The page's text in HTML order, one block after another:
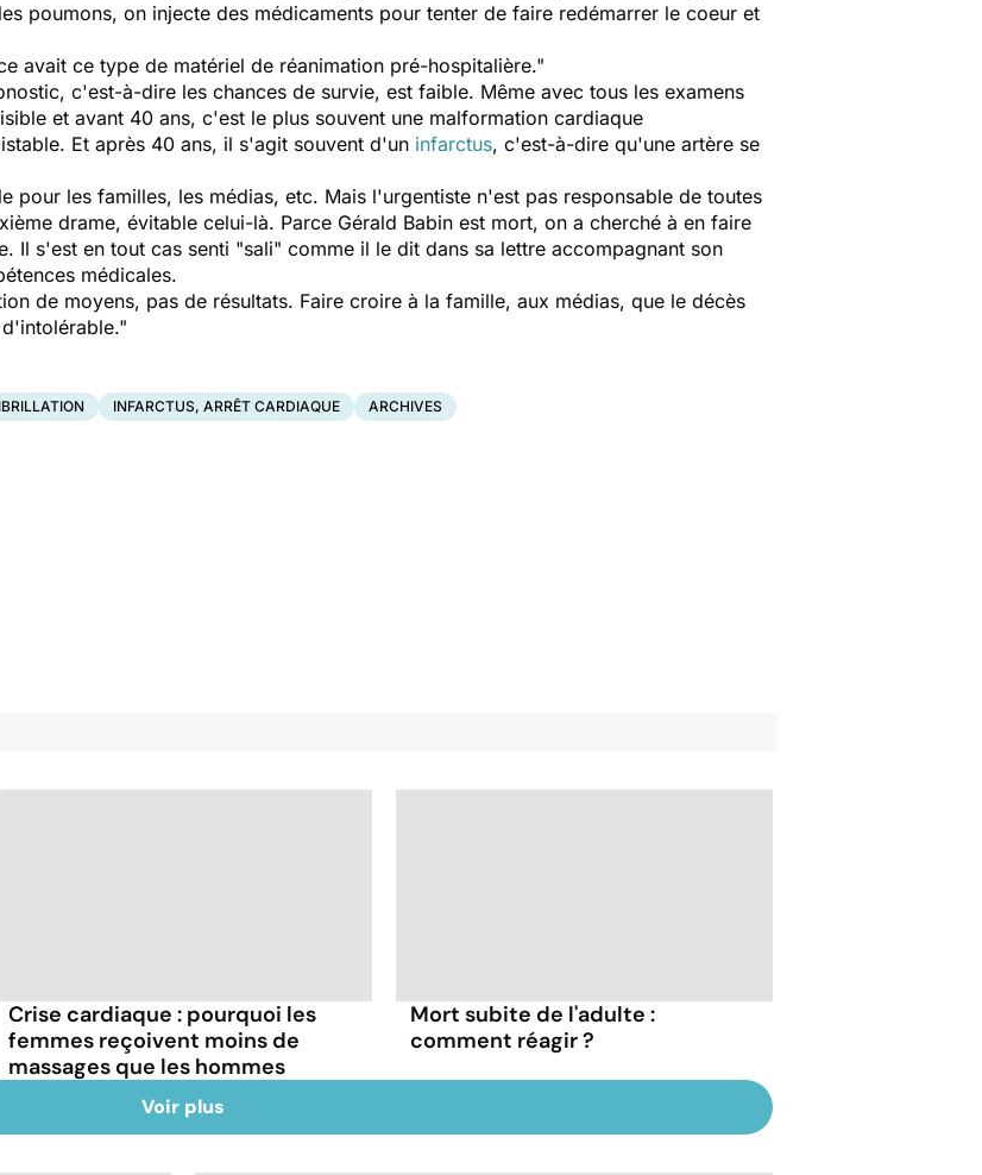
poumons, on injecte des médicaments pour tenter de faire redémarrer le coeur et
avait ce type de matériel de réanimation pré-hospitalière."
c'est-à-dire les chances de survie, est faible. Même avec tous les examens
et avant 40 ans, c'est le plus souvent une malformation cardiaque
Et après 40 ans, il s'agit souvent d'un infarctus, c'est-à-dire qu'une artère se
pour les familles, les médias, etc. Mais l'urgentiste n'est pas responsable de toutes
drame, évitable celui-là. Parce Gérald Babin est mort, on a cherché à en faire
Il s'est en tout cas senti "sali" comme il le dit dans sa lettre accompagnant son
médicales.
de moyens, pas de résultats. Faire croire à la famille, aux médias, que le décès
INFARCTUS, ARRÊT CARDIAQUE ARCHIVES
Crise cardiaque : pourquoi les
femmes reçoivent moins de
massages que les hommes
Mort subite de l'adulte :
comment réagir ?
Voir plus